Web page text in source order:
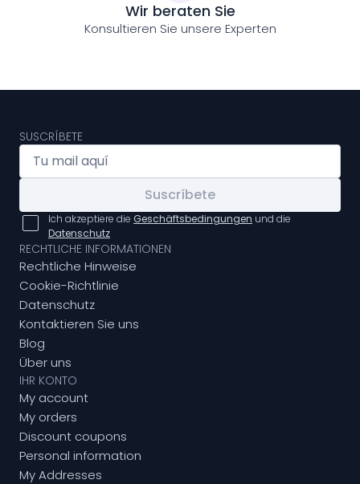
Wir beraten Sie
Konsultieren Sie unsere Experten
SUSCRÍBETE
Suscríbete
Ich akzeptiere die Geschäftsbedingungen und die
Datenschutz
RECHTLICHE INFORMATIONEN
Rechtliche Hinweise
Cookie-Richtlinie
Datenschutz
Kontaktieren Sie uns
Blog
Über uns
IHR KONTO
My account
My orders
Discount coupons
Personal information
My Addresses